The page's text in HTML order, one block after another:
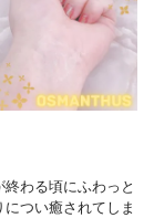
わる頃にふわっと
つい癒されてしま